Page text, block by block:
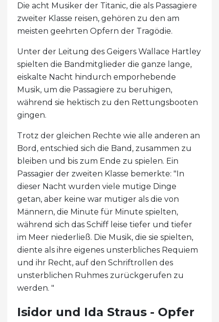
Die acht Musiker der Titanic, die als Passagiere
zweiter Klasse reisen, gehören zu den am
meisten geehrten Opfern der Tragödie.
Unter der Leitung des Geigers Wallace Hartley
spielten die Bandmitglieder die ganze lange,
eiskalte Nacht hindurch emporhebende
Musik, um die Passagiere zu beruhigen,
während sie hektisch zu den Rettungsbooten
gingen.
Trotz der gleichen Rechte wie alle anderen an
Bord, entschied sich die Band, zusammen zu
bleiben und bis zum Ende zu spielen. Ein
Passagier der zweiten Klasse bemerkte: "In
dieser Nacht wurden viele mutige Dinge
getan, aber keine war mutiger als die von
Männern, die Minute für Minute spielten,
während sich das Schiff leise tiefer und tiefer
im Meer niederließ. Die Musik, die sie spielten,
diente als ihre eigenes unsterbliches Requiem
und ihr Recht, auf den Schriftrollen des
unsterblichen Ruhmes zurückgerufen zu
werden. "
Isidor und Ida Straus - Opfer